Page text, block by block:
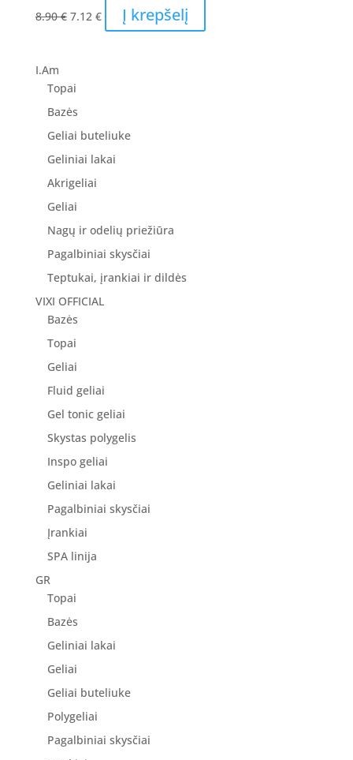
8.90€ Original
7.12 €Current
price
Į krepšelį
I.Am
Topai
Bazės
Geliai buteliuke
Geliniai lakai
Akrigeliai
Geliai
Nagų ir odelių priežiūra
Pagalbiniai skysčiai
Teptukai, įrankiai ir dildės
VIXI OFFICIAL
Bazės
Topai
Geliai
Fluid geliai
Gel tonic geliai
Skystas polygelis
Inspo geliai
Geliniai lakai
Pagalbiniai skysčiai
Įrankiai
SPA linija
GR
Topai
Bazės
Geliniai lakai
Geliai
Geliai buteliuke
Polygeliai
Pagalbiniai skysčiai